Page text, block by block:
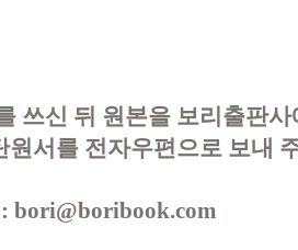
쓰신 뒤 원본을 보리출판
원서를 전자우편으로 보내
bori@boribook.com